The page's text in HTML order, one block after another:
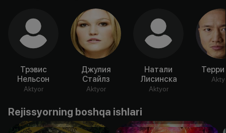
Трэвис
Нельсон
Aktyor
Джулия
Стайлз
Aktyor
Натали
Лисинска
Aktyor
Rejissyorning boshqa ishlari